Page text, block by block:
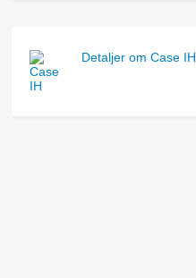
Detaljer om Case IH